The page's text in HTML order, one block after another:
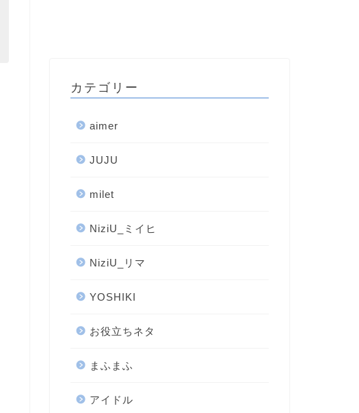
カテゴリー
aimer
JUJU
milet
NiziU_ミイヒ
NiziU_リマ
YOSHIKI
お役立ちネタ
まふまふ
アイドル